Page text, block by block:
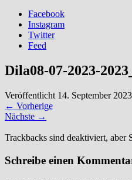
Facebook
Instagram
Twitter
Feed
Dila08-07-2023-
Veröffentlicht 14. September 2023
← Vorherige
Nächste →
Trackbacks sind deaktiviert, aber
Schreibe einen